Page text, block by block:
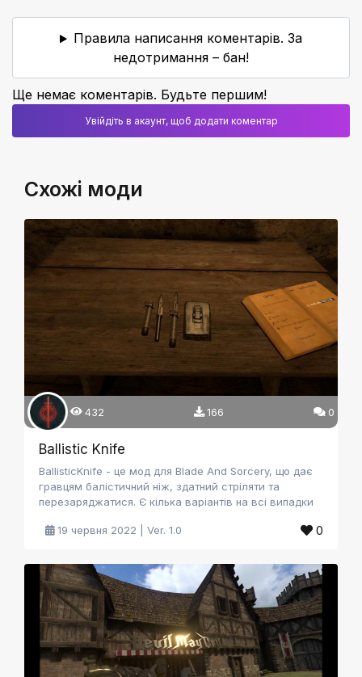
Правила написання коментарів. За
недотримання – бан!
Ще немає коментарів. Будьте першим!
Увійдіть в акаунт, щоб додати коментар
Схожі моди
432 166 0
Ballistic Knife
BallisticKnife - це мод для Blade And Sorcery, що дає
гравцям балістичний ніж, здатний стріляти та
перезаряджатися. Є кілька варіантів на всі випадки
19 червня 2022 | Ver. 1.0
0